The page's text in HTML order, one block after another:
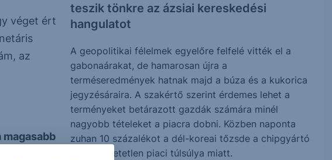
véget ért
az
teszik tönkre az ázsiai kereskedési
hangulatot
A geopolitikai félelmek egyelőre felfelé vitték el a
gabonaárakat, de hamarosan újra a
terméseredmények hatnak majd a búza és a kukorica
jegyzésáraira. A szakértő szerint érdemes lehet a
terményeket betárazott gazdák számára minél
nagyobb tételeket a piacra dobni. Közben naponta
zuhan 10 százalékot a dél-koreai tőzsde a chipgyártó
cégek hihetetlen piaci túlsúlya miatt.